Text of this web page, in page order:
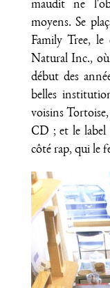
maudit ne
moyens. Se
Family Tree,
Natural Inc.,
début des
belles
voisins
CD ; et le label
côté rap, qui le